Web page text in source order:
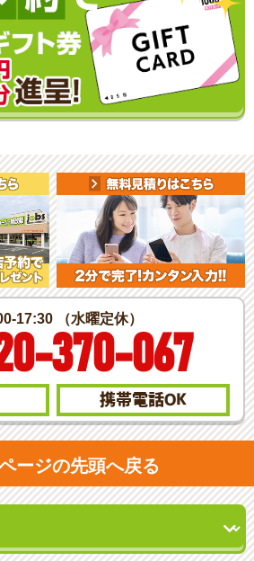
17:30 （水曜定休）
370-067
携帯電話OK
ージの先頭へ戻る